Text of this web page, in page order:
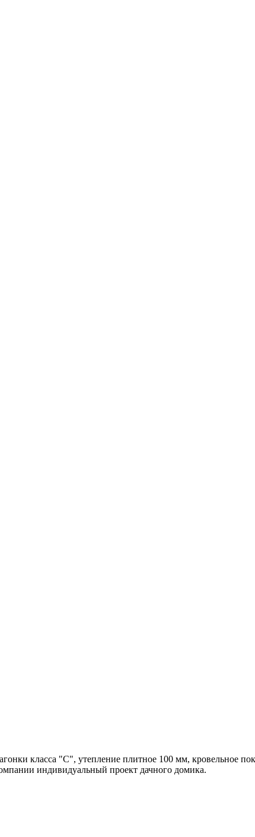
класса "С", утепление плитное 100 мм, кровельное
индивидуальный проект дачного домика.